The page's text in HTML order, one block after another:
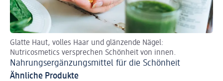
Glatte Haut, volles Haar und glänzende Nägel:
Nutricosmetics versprechen Schönheit von innen.
Nahrungsergänzungsmittel für die Schönheit
Ähnliche Produkte